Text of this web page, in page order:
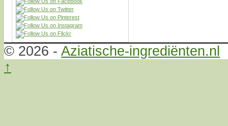
© 2026 - Aziatische-ingrediënten.nl
↑